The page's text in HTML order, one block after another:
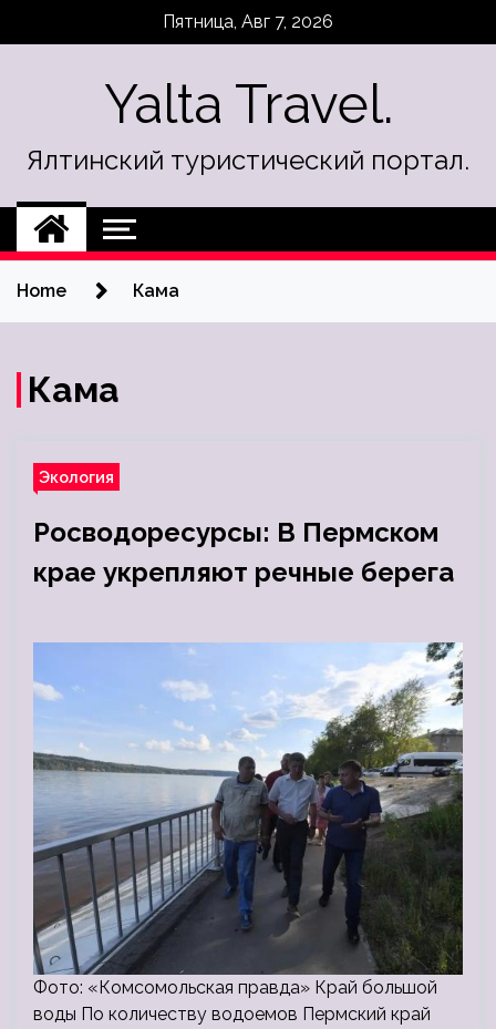
Пятница, Авг 7, 2026
Yalta Travel.
Ялтинский туристический портал.
Home Кама
Кама
Экология
Росводоресурсы: В Пермском
крае укрепляют речные берега
Фото: «Комсомольская правда» Край большой
воды По количеству водоемов Пермский край